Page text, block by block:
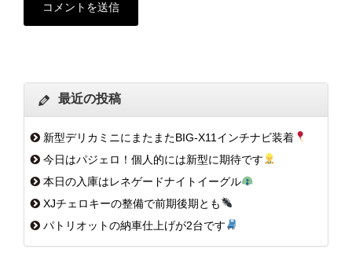
最近の投稿
新型デリカミニにまたまたBIG-X11インチナビ装着
今日はパジェロ！個人的には新型に期待です
本日の入庫はレネゲードナイトイーグル
XJチェロキーの整備で前期後期とも
パトリオットの納車仕上げが2台です